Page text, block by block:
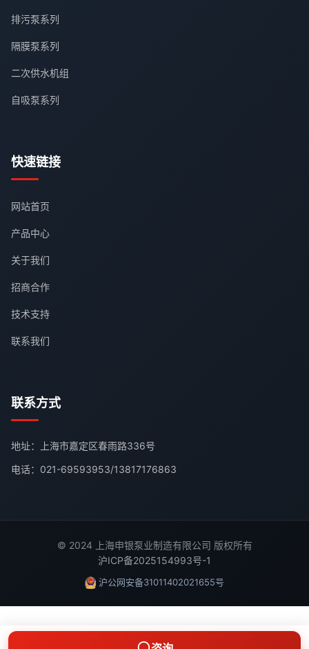
排污泵系列
隔膜泵系列
二次供水机组
自吸泵系列
快速链接
网站首页
产品中心
关于我们
招商合作
技术支持
联系我们
联系方式
地址：上海市嘉定区春雨路336号
电话： 021-69593953/13817176863
© 2024 上海申银泵业制造有限公司 版权所有
沪ICP备2025154993号-1
沪公网安备31011402021655号